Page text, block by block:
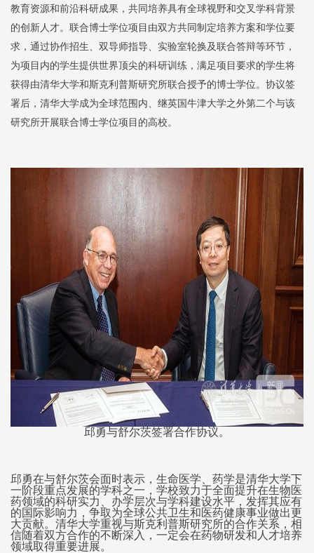
教育资源和前沿科研成果，共同培养具有全球视野和交叉学科背景
的创新人才。联合博士学位项目由双方共同制定培养方案和学位要
求，通过协作招生、双导师指导、实验室轮换及联合答辩等环节，
为项目内的学生提供世界顶尖的科研训练，满足项目要求的学生将
获得由清华大学和斯克利普斯研究所联合授予的博士学位。协议签
署后，清华大学成为全球范围内、继英国牛津大学之外第二个与该
研究所开展联合博士学位项目的高校。
邱勇与舒尔茨签署合作协议。
邱勇在与舒尔茨会面时表示，生命医学、药学是清华大学下
一阶段重点发展的学科之一，学校致力于全面提升在生物医
药领域的科研实力、办学层次与学科建设水平，发挥其应有
的国际影响力，争取为全球公共卫生和医药健康事业做出更
大贡献。清华大学重视与斯克利普斯研究所的合作关系，相
信随着双方合作的不断深入，一定会在药物研发和人才培养
领域取得重要进展。